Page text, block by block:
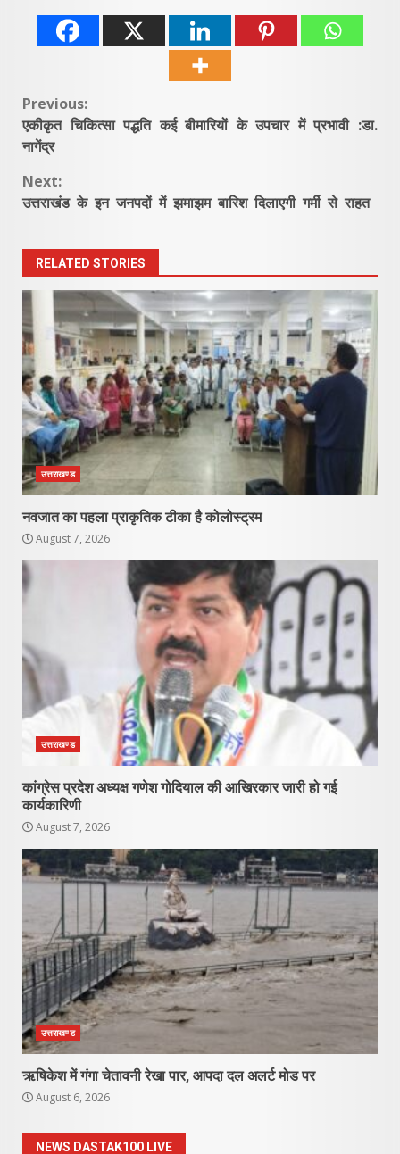
Continue
Reading
Previous:
एकीकृत चिकित्सा पद्धति कई बीमारियों के उपचार में प्रभावी :डा.
नागेंद्र
Next:
उत्तराखंड के इन जनपदों में झमाझम बारिश दिलाएगी गर्मी से राहत
RELATED STORIES
उत्तराखण्ड
नवजात का पहला प्राकृतिक टीका है कोलोस्ट्रम
August 7, 2026
उत्तराखण्ड
कांग्रेस प्रदेश अध्यक्ष गणेश गोदियाल की आखिरकार जारी हो गई
कार्यकारिणी
August 7, 2026
उत्तराखण्ड
ऋषिकेश में गंगा चेतावनी रेखा पार, आपदा दल अलर्ट मोड पर
August 6, 2026
NEWS DASTAK100 LIVE